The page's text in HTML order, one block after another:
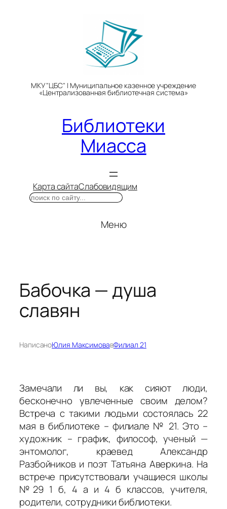
МКУ "ЦБС" | Муниципальное казенное учреждение
«Централизованная библиотечная система»
Библиотеки
Миасса
Карта сайтаСлабовидящим
Поиск
Меню
Бабочка — душа
славян
НаписаноЮлия МаксимовавФилиал 21
Замечали ли вы, как сияют люди,
бесконечно увлеченные своим делом?
Встреча с такими людьми состоялась 22
мая в библиотеке – филиале № 21. Это –
художник – график, философ, ученый —
энтомолог, краевед Александр
Разбойников и поэт Татьяна Аверкина. На
встрече присутствовали учащиеся школы
№29 1 б, 4 а и 4 б классов, учителя,
родители, сотрудники библиотеки.